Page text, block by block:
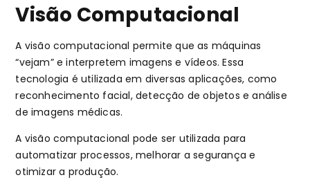
Visão Computacional
A visão computacional permite que as máquinas
“vejam” e interpretem imagens e vídeos. Essa
tecnologia é utilizada em diversas aplicações, como
reconhecimento facial, detecção de objetos e análise
de imagens médicas.
A visão computacional pode ser utilizada para
automatizar processos, melhorar a segurança e
otimizar a produção.